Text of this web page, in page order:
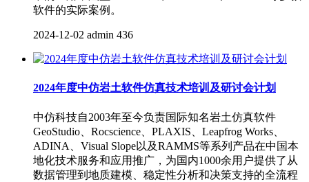
软件的实际案例。
2024-12-02 admin 436
2024年度中仿岩土软件仿真技术培训及研讨会计划
中仿科技自2003年至今负责国际知名岩土仿真软件
GeoStudio、Rocscience、PLAXIS、Leapfrog Works、
ADINA、Visual Slope以及RAMMS等系列产品在中国本
地化技术服务和应用推广，为国内1000余用户提供了从
数据管理到地质建模、稳定性分析和决策支持的全流程